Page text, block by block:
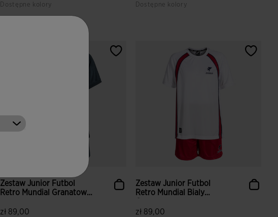
Dostępne kolory Dostępne kolory
Zestaw Junior Futbol
Retro Mundial Granatowy
zł 89,00
Zestaw Junior Futbol
Retro Mundial Bialy
zł 89,00